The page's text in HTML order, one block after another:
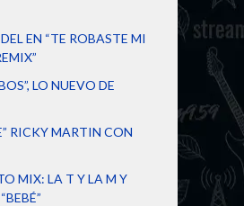
EN “TE ROBASTE MI
LO NUEVO DE
RICKY MARTIN CON
MIX: LA T Y LA M Y